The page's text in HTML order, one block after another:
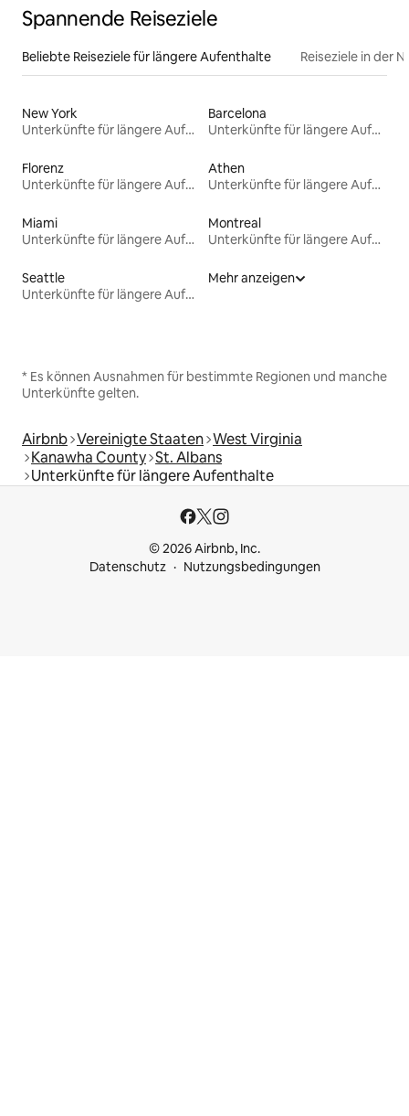
Spannende Reiseziele
Beliebte Reiseziele für längere Aufenthalte Reiseziele in der
New York
Unterkünfte für längere Aufenthalte
Barcelona
Unterkünfte für längere Aufenthalte
Florenz
Unterkünfte für längere Aufenthalte
Athen
Unterkünfte für längere Aufenthalte
Miami
Unterkünfte für längere Aufenthalte
Montreal
Unterkünfte für längere Aufenthalte
Seattle
Unterkünfte für längere Aufenthalte
Mehr anzeigen
* Es können Ausnahmen für bestimmte Regionen und manche
Unterkünfte gelten.
Airbnb Vereinigte Staaten West Virginia
Kanawha County St. Albans
Unterkünfte für längere Aufenthalte
© 2026 Airbnb, Inc.
Datenschutz
Nutzungsbedingungen